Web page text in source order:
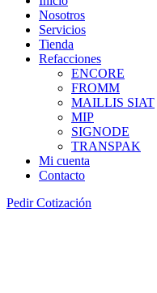
Nosotros
Servicios
Tienda
Refacciones
ENCORE
FROMM
MAILLIS SIAT
MIP
SIGNODE
TRANSPAK
Mi cuenta
Contacto
Pedir Cotización